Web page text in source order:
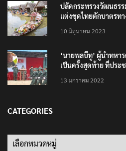
ปลัดกระทรวงวัฒนธรร
แต่งชุดไทยตักบาตรทา
10 มิถุนายน 2023
‘นายพลบีทู’ ผู้นำทหา
เป็นครั้งสุดท้าย ที่ประ
13 มกราคม 2022
CATEGORIES
Categories